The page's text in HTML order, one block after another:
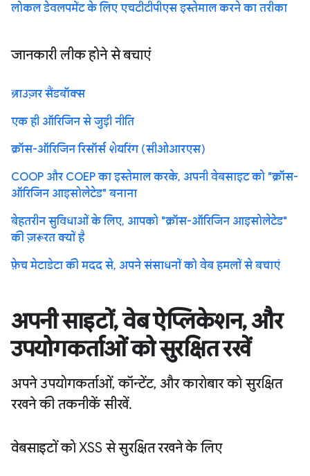
लोकल डेवलपमेंट के लिए एचटीटीपीएस इस्तेमाल करने का तरीका
जानकारी लीक होने से बचाएं
ब्राउज़र सैंडबॉक्स
एक ही ऑरिजिन से जुड़ी नीति
क्रॉस-ऑरिजिन रिसॉर्स शेयरिंग (सीओआरएस)
COOP और COEP का इस्तेमाल करके, अपनी वेबसाइट को "क्रॉस-
ऑरिजिन आइसोलेटेड" बनाना
बेहतरीन सुविधाओं के लिए, आपको "क्रॉस-ऑरिजिन आइसोलेटेड"
की ज़रूरत क्यों है
फ़ेच मेटाडेटा की मदद से, अपने संसाधनों को वेब हमलों से बचाएं
अपनी साइटों, वेब ऐप्लिकेशन, और
उपयोगकर्ताओं को सुरक्षित रखें
अपने उपयोगकर्ताओं, कॉन्टेंट, और कारोबार को सुरक्षित
रखने की तकनीकें सीखें.
वेबसाइटों को XSS से सुरक्षित रखने के लिए